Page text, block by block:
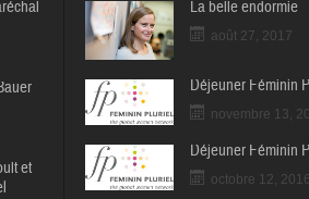
et
La belle endormie
août 27, 2017
Déjeuner Féminin
novembre 13,
Déjeuner Féminin
octobre 12, 2016